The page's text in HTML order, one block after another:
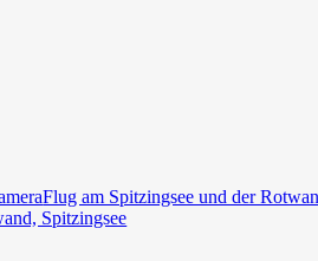
Flug am Spitzingsee und der
Spitzingsee